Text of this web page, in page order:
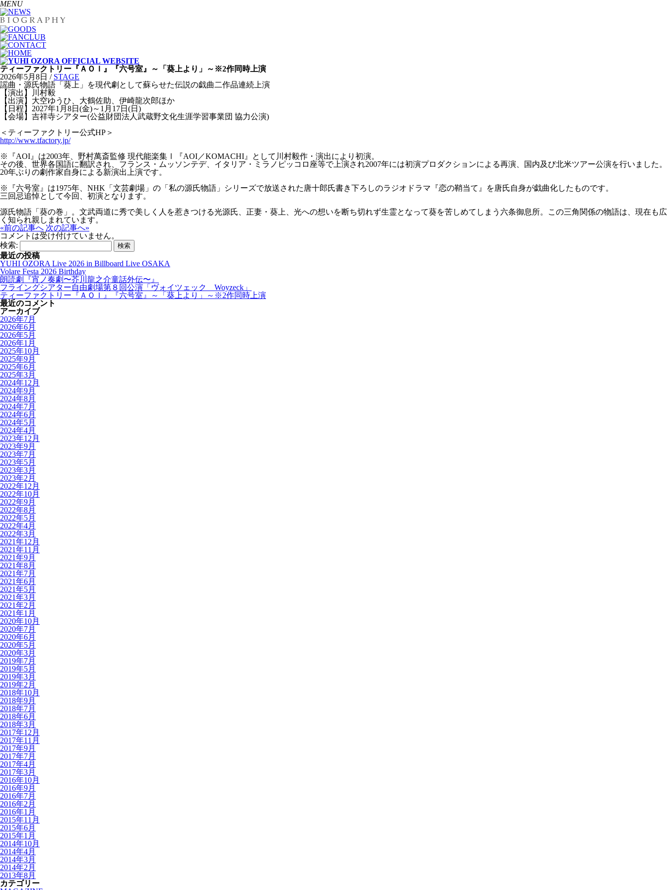
MENU
ティーファクトリー『ＡＯＩ』『六号室』～「葵上より」～※2作同時上演
2026年5月8日 / STAGE
謡曲・源氏物語「葵上」を現代劇として蘇らせた伝説の戯曲二作品連続上演
【演出】川村毅
【出演】大空ゆうひ、大鶴佐助、伊崎龍次郎ほか
【日程】2027年1月8日(金)～1月17日(日)
【会場】吉祥寺シアター(公益財団法人武蔵野文化生涯学習事業団 協力公演)
＜ティーファクトリー公式HP＞
http://www.tfactory.jp/
※『AOI』は2003年、野村萬斎監修 現代能楽集Ⅰ『AOI／KOMACHI』として川村毅作・演出により初演。
その後、世界各国語に翻訳され、フランス・ムッソンテデ、イタリア・ミラノピッコロ座等で上演され2007年には初演プロダクションによる再演、国内及び北米ツアー公演を行いました。
20年ぶりの劇作家自身による新演出上演です。
※『六号室』は1975年、NHK「文芸劇場」の「私の源氏物語」シリーズで放送された唐十郎氏書き下ろしのラジオドラマ『恋の鞘当て』を唐氏自身が戯曲化したものです。
三回忌追悼として今回、初演となります。
源氏物語「葵の巻」。文武両道に秀で美しく人を惹きつける光源氏、正妻・葵上、光への想いを断ち切れず生霊となって葵を苦しめてしまう六条御息所。この三角関係の物語は、現在も広
く知られ親しまれています。
«前の記事へ 次の記事へ»
コメントは受け付けていません。
検索:
最近の投稿
YUHI OZORA Live 2026 in Billboard Live OSAKA
Volare Festa 2026 Birthday
朗読劇『宵ノ奏劇〜芥川龍之介童話外伝〜』
フライングシアター自由劇場第８回公演「ヴォイツェック Woyzeck」
ティーファクトリー『ＡＯＩ』『六号室』～「葵上より」～※2作同時上演
最近のコメント
アーカイブ
2026年7月
2026年6月
2026年5月
2026年1月
2025年10月
2025年9月
2025年6月
2025年3月
2024年12月
2024年9月
2024年8月
2024年7月
2024年6月
2024年5月
2024年4月
2023年12月
2023年9月
2023年7月
2023年5月
2023年3月
2023年2月
2022年12月
2022年10月
2022年9月
2022年8月
2022年5月
2022年4月
2022年3月
2021年12月
2021年11月
2021年9月
2021年8月
2021年7月
2021年6月
2021年5月
2021年3月
2021年2月
2021年1月
2020年10月
2020年7月
2020年6月
2020年5月
2020年3月
2019年7月
2019年5月
2019年3月
2019年2月
2018年10月
2018年9月
2018年7月
2018年6月
2018年3月
2017年12月
2017年11月
2017年9月
2017年7月
2017年4月
2017年3月
2016年10月
2016年9月
2016年7月
2016年2月
2016年1月
2015年11月
2015年6月
2015年1月
2014年10月
2014年4月
2014年3月
2014年2月
2013年8月
カテゴリー